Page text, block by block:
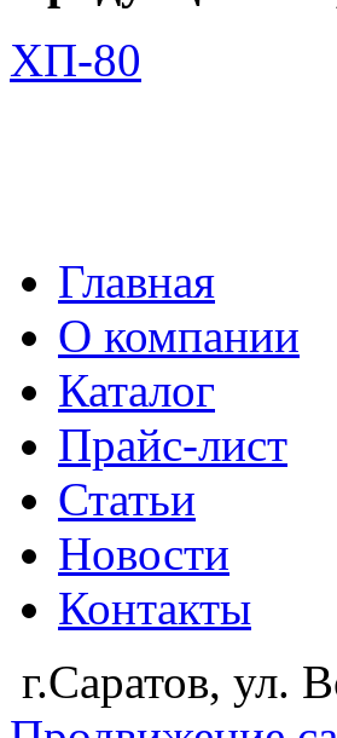
ХП-80
Главная
О компании
Каталог
Прайс-лист
Статьи
Новости
Контакты
г.Саратов, ул.